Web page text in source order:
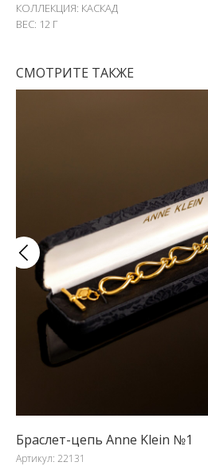
КОЛЛЕКЦИЯ: КАСКАД
ВЕС: 12 Г
СМОТРИТЕ ТАКЖЕ
Браслет-цепь Anne Klein №1
Артикул: 22131